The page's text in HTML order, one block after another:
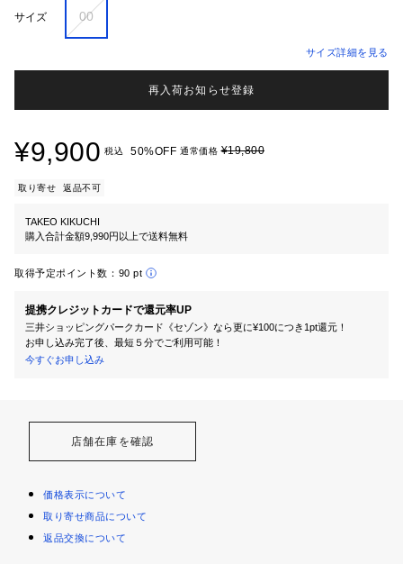
サイズ 00
サイズ詳細を見る
再入荷お知らせ登録
¥9,900 税込 50%OFF 通常価格¥19,800
取り寄せ 返品不可
TAKEO KIKUCHI
購入合計金額9,990円以上で送料無料
取得予定ポイント数： 90 pt
提携クレジットカードで還元率UP
三井ショッピングパークカード《セゾン》なら更に¥100につき1pt還元！
お申し込み完了後、最短５分でご利用可能！
今すぐお申し込み
店舗在庫を確認
価格表示について
取り寄せ商品について
返品交換について